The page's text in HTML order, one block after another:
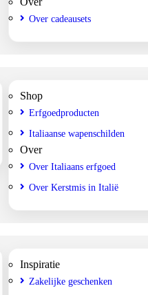
Over cadeausets
Shop
Erfgoedproducten
Italiaanse wapenschilden
Over
Over Italiaans erfgoed
Over Kerstmis in Italië
Inspiratie
Zakelijke geschenken